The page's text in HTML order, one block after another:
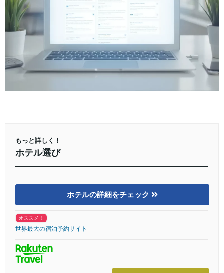
もっと詳しく！
ホテル選び
ホテルの詳細をチェック
オススメ！
世界最大の宿泊予約サイト